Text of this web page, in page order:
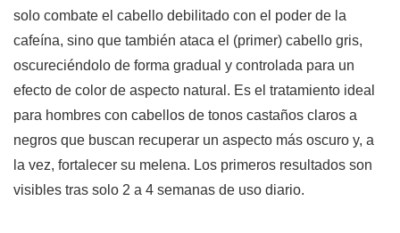
solo combate el cabello debilitado con el poder de la
cafeína, sino que también ataca el (primer) cabello gris,
oscureciéndolo de forma gradual y controlada para un
efecto de color de aspecto natural . Es el tratamiento ideal
para hombres con cabellos de tonos castaños claros a
negros que buscan recuperar un aspecto más oscuro y, a
la vez, fortalecer su melena. Los primeros resultados son
visibles tras solo 2 a 4 semanas de uso diario.